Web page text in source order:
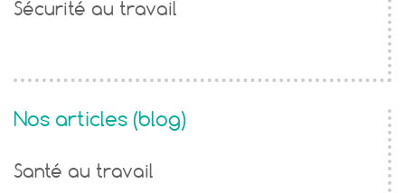
Sécurité au travail
Nos articles (blog)
Santé au travail